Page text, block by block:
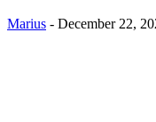
Marius - December 22,